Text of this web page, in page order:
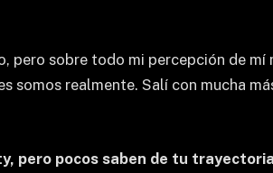
pero sobre todo mi percepción de
somos realmente. Salí con mucha
pero pocos saben de tu